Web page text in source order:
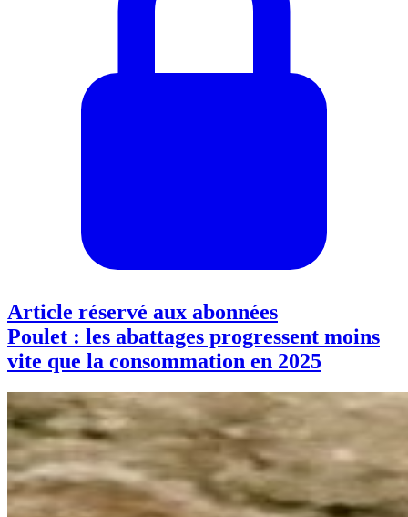
Article réservé aux abonnées
Poulet : les abattages progressent moins
vite que la consommation en 2025